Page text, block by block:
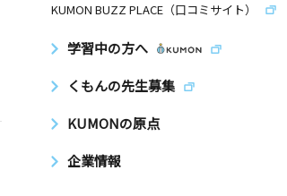
KUMON BUZZ PLACE（口コミサイト）
学習中の方へ
くもんの先生募集
KUMONの原点
企業情報